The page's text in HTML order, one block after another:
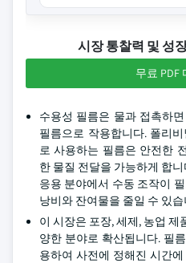
시장 통찰력 및 성
무료 PDF
수용성 필름은 물과 접촉하
필름으로 작용합니다. 폴리
로 사용하는 필름은 안전한
한 물질 전달을 가능하게 합
응용 분야에서 수동 조작이
낭비와 잔여물을 줄일 수 있
이 시장은 포장, 세제, 농업 제
양한 분야로 확산됩니다. 필
용하여 사전에 정해진 시간